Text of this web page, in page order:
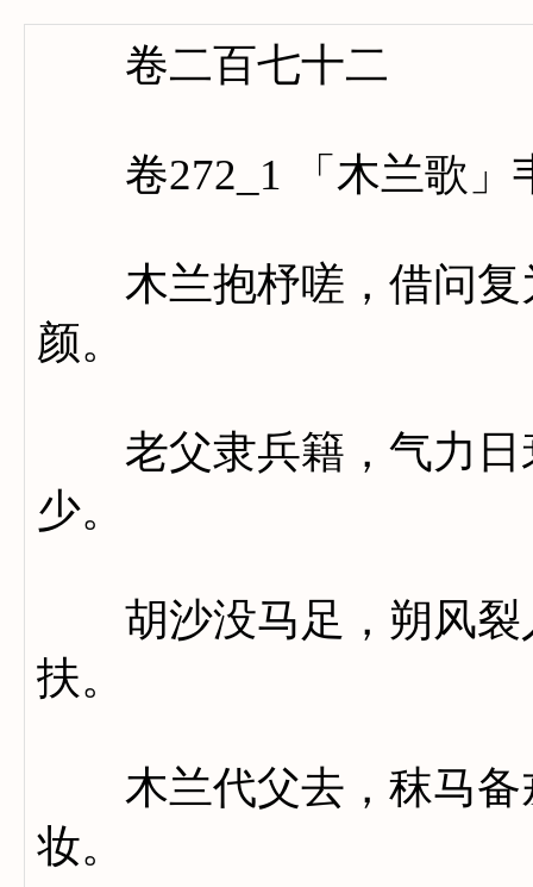
卷二百七十二
卷272_1 「木兰歌」
木兰抱杼嗟，借问复
颜。
老父隶兵籍，气力日
少。
胡沙没马足，朔风裂
扶。
木兰代父去，秣马备
妆。